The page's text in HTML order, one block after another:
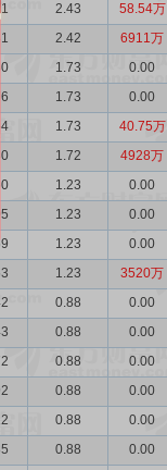
2.43 58.54万
2.42 6911万
1.73 0.00
1.73 0.00
1.73 40.75万
1.72 4928万
1.23 0.00
1.23 0.00
1.23 0.00
1.23 3520万
0.88 0.00
0.88 0.00
0.88 0.00
0.88 0.00
0.88 0.00
0.88 0.00